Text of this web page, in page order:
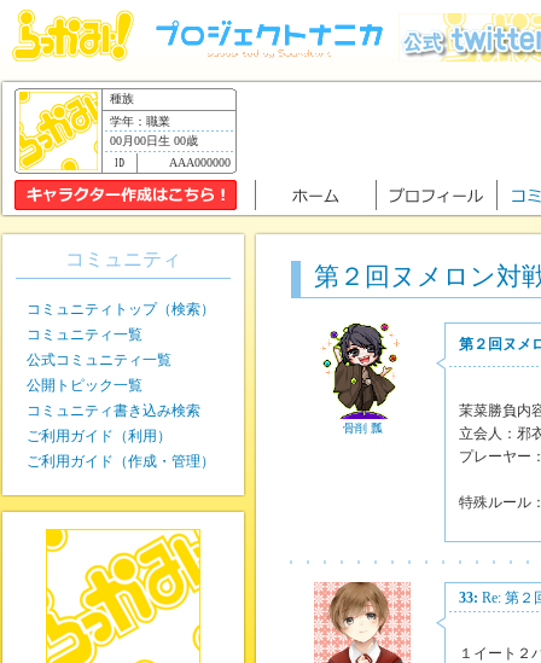
種族
学年：職業
00月00日生 00歳
AAA000000
第２回ヌメロン対
骨削 瓢
第２回ヌメ
茉菜勝負内
立会人：邪
プレーヤー
特殊ルール
33: Re: 第２
１イート２
コミュニティ
コミュニティトップ（検索）
コミュニティ一覧
公式コミュニティ一覧
公開トピック一覧
コミュニティ書き込み検索
ご利用ガイド（利用）
ご利用ガイド（作成・管理）